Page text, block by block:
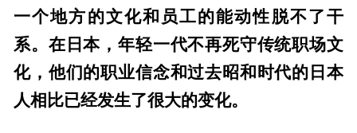
一个地方的文化和员工的能动性脱不了干
系。在日本，年轻一代不再死守传统职场文
化，他们的职业信念和过去昭和时代的日本
人相比已经发生了很大的变化。